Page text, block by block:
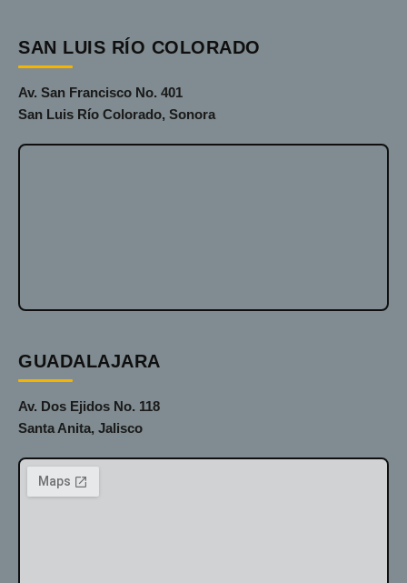
SAN LUIS RÍO COLORADO
Av. San Francisco No. 401
San Luis Río Colorado, Sonora
GUADALAJARA
Av. Dos Ejidos No. 118
Santa Anita, Jalisco